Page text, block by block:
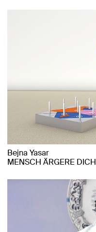
Bejna Yasar
MENSCH ÄRGERE DICH